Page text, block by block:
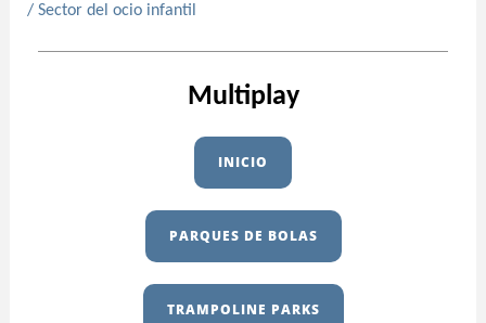
/ Sector del ocio infantil
Multiplay
INICIO
PARQUES DE BOLAS
TRAMPOLINE PARKS